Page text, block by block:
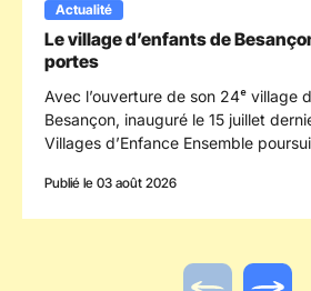
Actualité
Le village d’enfants de
portes
Avec l’ouverture de son 24ᵉ village
Besançon, inauguré le 15 juillet
Villages d’Enfance Ensemble
l’enfance en s’implantant dans le
Publié le 03 août 2026